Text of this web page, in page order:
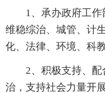
1、承办政府工作
维稳综治、城管、计
化、法律、环境、科
2、积极支持、
治，支持社会力量开